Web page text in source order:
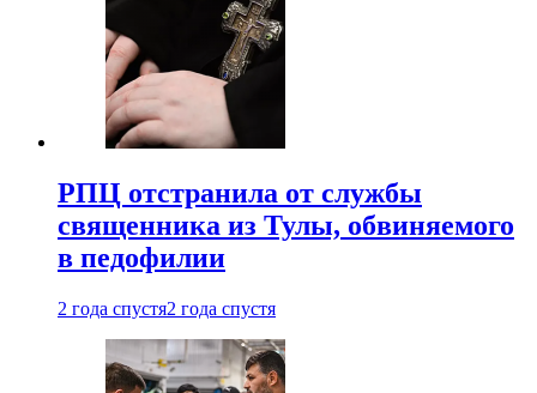
РПЦ отстранила от службы
священника из Тулы, обвиняемого
в педофилии
2 года спустя2 года спустя